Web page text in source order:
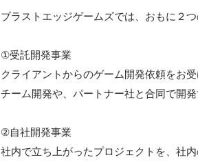
ブラストエッジゲームズでは、おもに２つ
①受託開発事業
クライアントからのゲーム開発依頼をお
チーム開発や、パートナー社と合同で開発
②自社開発事業
社内で立ち上がったプロジェクトを、社